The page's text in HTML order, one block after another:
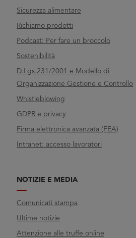
Sicurezza alimentare
Richiamo prodotti
Podcast: Per fare un broccolo
Sostenibilità
D.Lgs.231/2001 e Modello di
Organizzazione Gestione e Controllo
Whistleblowing
GDPR e privacy
Firma elettronica avanzata (FEA)
Intranet: accesso lavoratori
NOTIZIE E MEDIA
Comunicati stampa
Ultime notizie
Attenzione alle truffe online